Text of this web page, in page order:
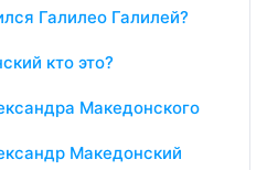
Галилео Галилей?
кто это?
Македонского
Македонский